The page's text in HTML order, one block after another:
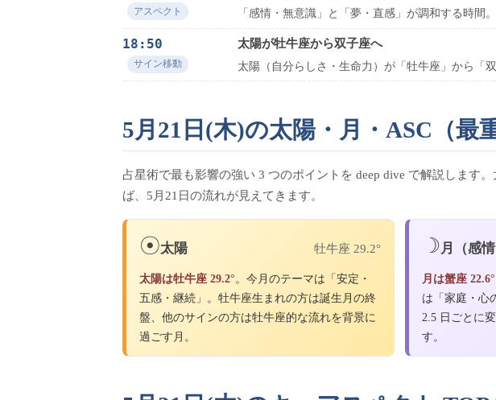
アスペクト 「感情・無意識」と「夢・直感」が調和する時間
18:50
サイン移動
太陽が牡牛座から双子座へ
太陽（自分らしさ・生命力）が「牡牛座」から「
5月21日(木)の太陽・月・ASC（最
占星術で最も影響の強い 3 つのポイントを deep dive で解説します
ば、5月21日の流れが見えてきます。
☉太陽 牡牛座 29.2°
太陽は牡牛座 29.2°。今月のテーマは「安定・
五感・継続」。牡牛座生まれの方は誕生月の終
盤、他のサインの方は牡牛座的な流れを背景に
過ごす月。
☽ 月（感情
月は蟹座 22.6°
は「家庭・心
2.5 日ごとに
す。